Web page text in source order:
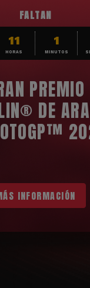
FALTAN
11
HORAS
1
MINUTOS
PREMIO
DE
INFORMACIÓN